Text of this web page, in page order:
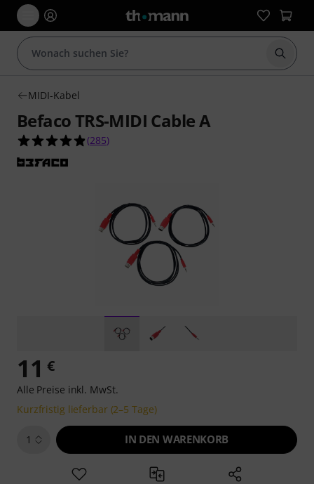
Suche
MIDI-Kabel
Befaco TRS-MIDI Cable A
4.8 von 5 Sternen aus 285 Kundenbewertungen
(285)
11 €
Alle Preise inkl. MwSt.
Kurzfristig lieferbar (2–5 Tage)
1 IN DEN WARENKORB